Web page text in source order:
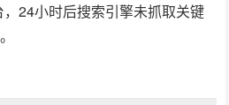
24小时后搜索引擎未抓取关键